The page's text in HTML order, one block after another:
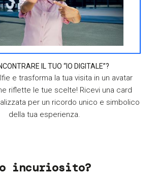
IL TUO “IO DIGITALE”?
e trasforma la tua visita in un avatar
riflette le tue scelte! Ricevi una card
per un ricordo unico e simbolico
della tua esperienza.
incuriosito?